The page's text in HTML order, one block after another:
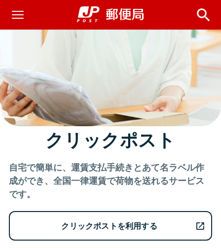
クリックポスト
自宅で簡単に、運賃支払手続きとあて名ラベル作
成ができ、全国一律運賃で荷物を送れるサービス
です。
クリックポストを利用する